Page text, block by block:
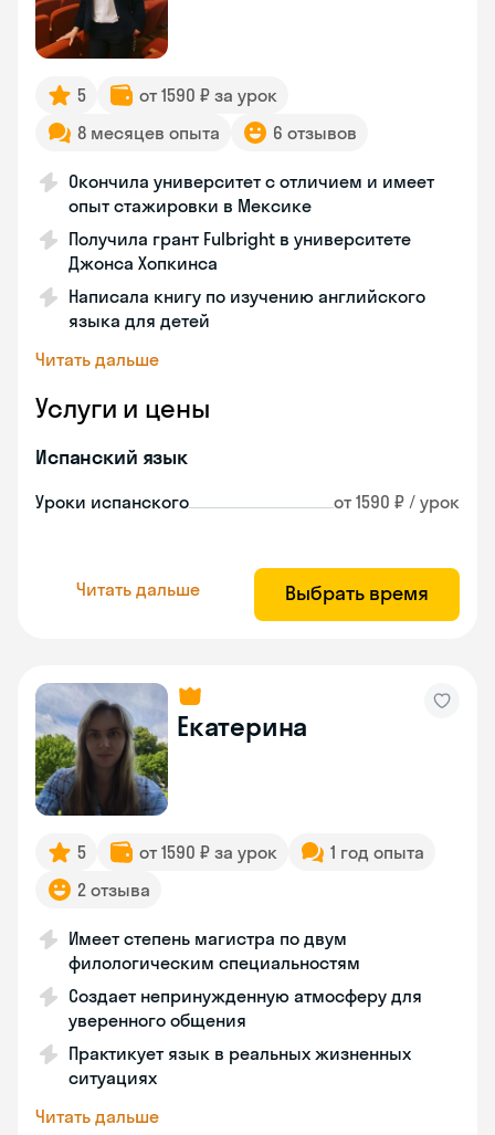
5
от 1590 ₽ за урок
8 месяцев опыта
6 отзывов
Окончила университет с отличием и имеет
опыт стажировки в Мексике
Получила грант Fulbright в университете
Джонса Хопкинса
Написала книгу по изучению английского
языка для детей
Читать дальше
Услуги и цены
Испанский язык
Уроки испанского от 1590 ₽ / урок
Читать дальше Выбрать время
Екатерина
5 от 1590 ₽ за урок
1 год опыта
2 отзыва
Имеет степень магистра по двум
филологическим специальностям
Создает непринужденную атмосферу для
уверенного общения
Практикует язык в реальных жизненных
ситуациях
Читать дальше